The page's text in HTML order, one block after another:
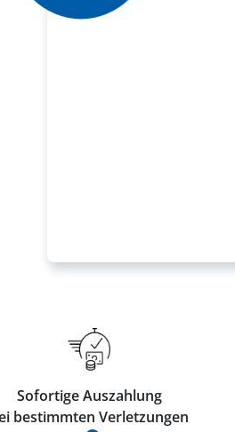
Sofortige Auszahlung
bestimmten Verletzungen